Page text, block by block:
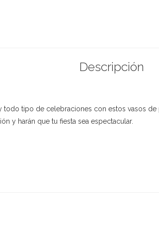
Descripción
todo tipo de celebraciones con estos vasos
y harán que tu fiesta sea espectacular.